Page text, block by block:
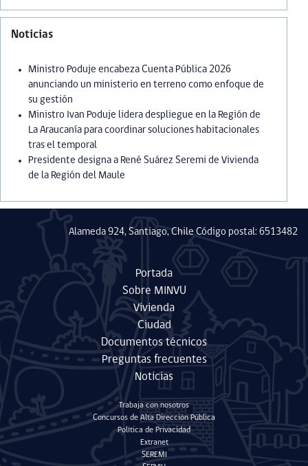
Noticias
Ministro Poduje encabeza Cuenta Pública 2026
anunciando un ministerio en terreno como enfoque de
su gestión
Ministro Ivan Poduje lidera despliegue en la Región de
La Araucanía para coordinar soluciones habitacionales
tras el temporal
Presidente designa a René Suárez Seremi de Vivienda
de la Región del Maule
Alameda 924, Santiago, Chile Código postal: 6513482
Portada
Sobre MINVU
Vivienda
Ciudad
Documentos técnicos
Preguntas frecuentes
Noticias
Trabaja con nosotros
Concursos de Alta Dirección Pública
Política de Privacidad
Extranet
SEREMI